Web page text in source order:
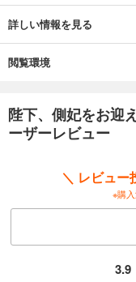
詳しい情報を見る
閲覧環境
陛下、側妃をお迎
ーザーレビュー
＼ レビュー
※購
3.9